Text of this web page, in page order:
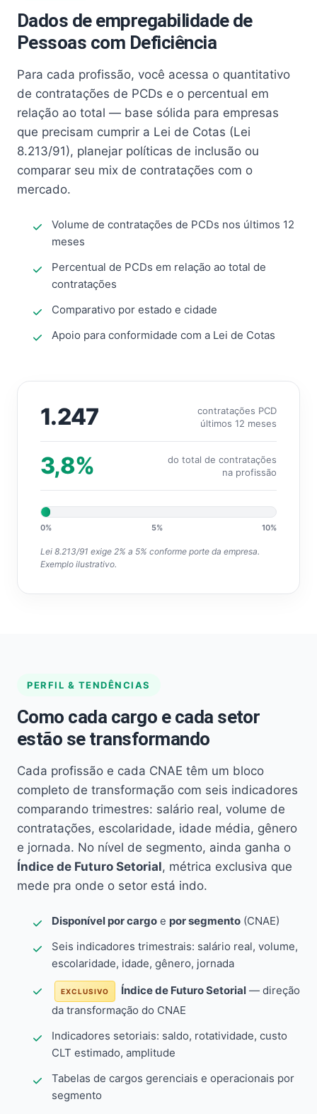
Dados de empregabilidade de
Pessoas com Deficiência
Para cada profissão, você acessa o quantitativo
de contratações de PCDs e o percentual em
relação ao total — base sólida para empresas
que precisam cumprir a Lei de Cotas (Lei
8.213/91), planejar políticas de inclusão ou
comparar seu mix de contratações com o
mercado.
Volume de contratações de PCDs nos últimos 12
meses
Percentual de PCDs em relação ao total de
contratações
Comparativo por estado e cidade
Apoio para conformidade com a Lei de Cotas
1.247
contratações PCD
últimos 12 meses
3,8%
do total de contratações
na profissão
0% 5% 10%
Lei 8.213/91 exige 2% a 5% conforme porte da empresa.
Exemplo ilustrativo.
PERFIL & TENDÊNCIAS
Como cada cargo e cada setor
estão se transformando
Cada profissão e cada CNAE têm um bloco
completo de transformação com seis indicadores
comparando trimestres: salário real, volume de
contratações, escolaridade, idade média, gênero
e jornada. No nível de segmento, ainda ganha o
Índice de Futuro Setorial, métrica exclusiva que
mede pra onde o setor está indo.
Disponível por cargo e por segmento (CNAE)
Seis indicadores trimestrais: salário real, volume,
escolaridade, idade, gênero, jornada
EXCLUSIVO Índice de Futuro Setorial — direção
da transformação do CNAE
Indicadores setoriais: saldo, rotatividade, custo
CLT estimado, amplitude
Tabelas de cargos gerenciais e operacionais por
segmento